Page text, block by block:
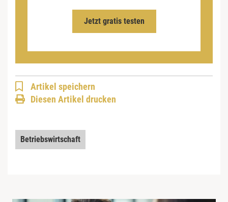
Jetzt gratis testen
Artikel speichern
Diesen Artikel drucken
Betriebswirtschaft